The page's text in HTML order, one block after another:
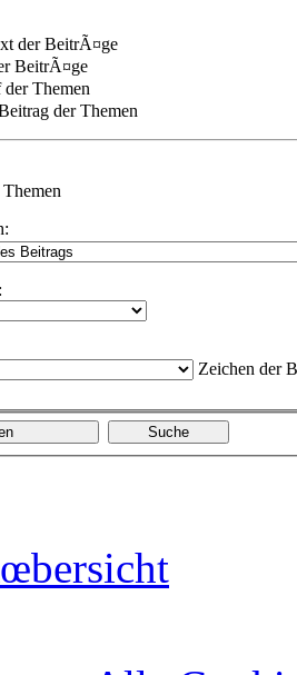
der BeitrÃ¤ge
BeitrÃ¤ge
Themen
der Themen
Themen
Zeichen der